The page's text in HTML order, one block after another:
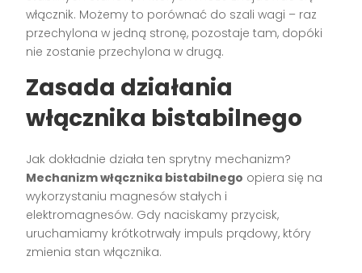
włącznik. Możemy to porównać do szali wagi – raz
przechylona w jedną stronę, pozostaje tam, dopóki
nie zostanie przechylona w drugą.
Zasada działania
włącznika bistabilnego
Jak dokładnie działa ten sprytny mechanizm?
Mechanizm włącznika bistabilnego opiera się na
wykorzystaniu magnesów stałych i
elektromagnesów. Gdy naciskamy przycisk,
uruchamiamy krótkotrwały impuls prądowy, który
zmienia stan włącznika.